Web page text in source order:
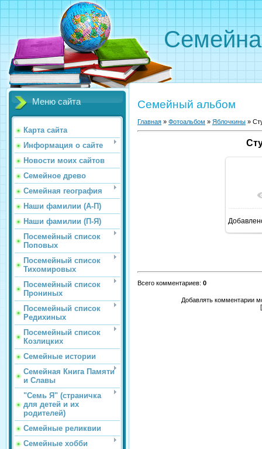
Меню сайта
Карта сайта
Информация о сайте
Новости моих сайтов
Семейное древо
Семейная география
Наши фамилии (А-П)
Наши фамилии (П-Я)
Посемейный список
Поповых
Посемейный список
Тихомировых
Посемейный список
Прониных
Посемейный список
Редихиных
Посемейный список
Козлицких
Семейные истории
Семейная Книга Памяти
и Славы
"Семь Я" (страничка
для детей и их
родителей)
Семейные реликвии
Семейные хобби
Семейный альбом
Главная » Фотоальбом » Яблочкины »
В
Всего комментариев: 0
Добавлять комментарии